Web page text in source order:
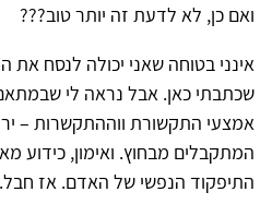
ואם כן, לא לדעת זה יותר טוב???
אינני בטוחה שאני יכולה לנסח
שכתבתי כאן. אבל נראה לי
אמצעי התקשורת ווההתקשרות –
המתקבלים מבחוץ. ואימון, כידוע
התיפקוד הנפשי של האדם. אז חבל.